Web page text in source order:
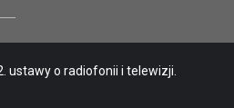
ustawy o radiofonii i telewizji.